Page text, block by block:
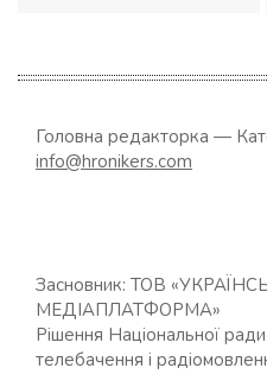
Головна редакторка —
info@hronikers.com
Засновник: ТОВ
МЕДІАПЛАТФОРМА»
Рішення Національної
телебачення і